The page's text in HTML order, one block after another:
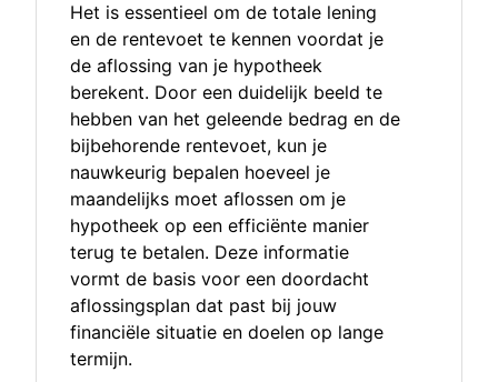
Het is essentieel om de totale lening
en de rentevoet te kennen voordat je
de aflossing van je hypotheek
berekent. Door een duidelijk beeld te
hebben van het geleende bedrag en de
bijbehorende rentevoet, kun je
nauwkeurig bepalen hoeveel je
maandelijks moet aflossen om je
hypotheek op een efficiënte manier
terug te betalen. Deze informatie
vormt de basis voor een doordacht
aflossingsplan dat past bij jouw
financiële situatie en doelen op lange
termijn.